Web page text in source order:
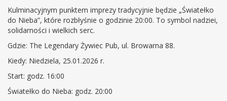
Kulminacyjnym punktem imprezy tradycyjnie będzie „Światełko
do Nieba”, które rozbłyśnie o godzinie 20:00. To symbol nadziei,
solidarności i wielkich serc.
Gdzie: The Legendary Żywiec Pub, ul. Browarna 88.
Kiedy: Niedziela, 25.01.2026 r.
Start: godz. 16:00
Światełko do Nieba: godz. 20:00